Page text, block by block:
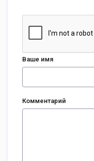
Ваше имя
Комментарий